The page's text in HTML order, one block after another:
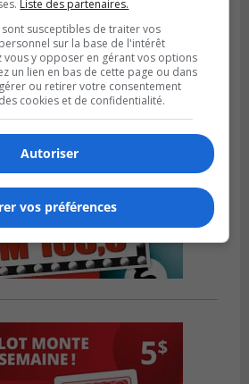
Liste des partenaires.
susceptibles de traiter vos
sur la base de l'intérêt
vous y opposer en gérant vos options
un lien en bas de cette page ou dans
ou retirer votre consentement
cookies et de confidentialité.
Autoriser
vos préférences